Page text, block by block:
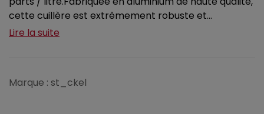
cette cuillère est extrêmement robuste et...
Lire la suite
Marque : st_ckel